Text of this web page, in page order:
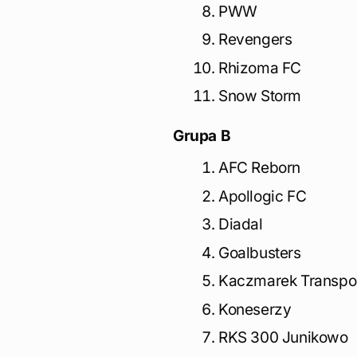
PWW
Revengers
Rhizoma FC
Snow Storm
Grupa B
AFC Reborn
Apollogic FC
Diadal
Goalbusters
Kaczmarek
Koneserzy
RKS 300 Junikowo